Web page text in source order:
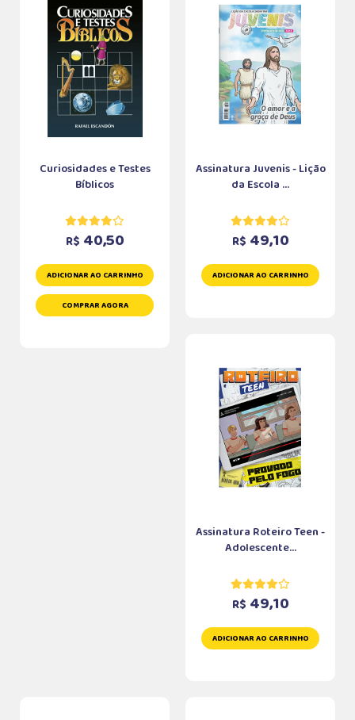
Curiosidades e Testes
Bíblicos
R$ 40,50
ADICIONAR AO CARRINHO
COMPRAR AGORA
Assinatura Juvenis - Lição
da Escola ...
R$ 49,10
ADICIONAR AO CARRINHO
Assinatura Roteiro Teen -
Adolescente...
R$ 49,10
ADICIONAR AO CARRINHO